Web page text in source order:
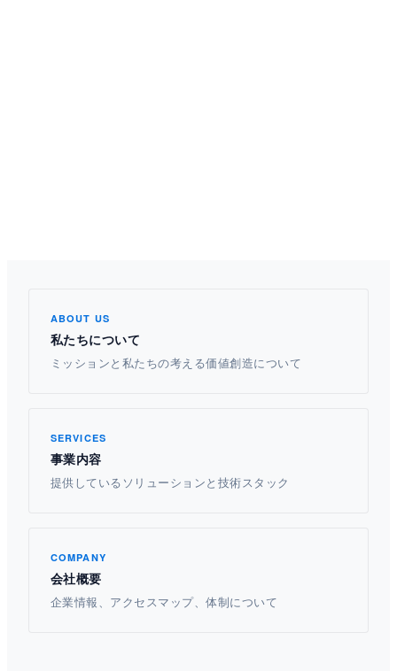
ABOUT US
私たちについて
ミッションと私たちの考える価値創造について
SERVICES
事業内容
提供しているソリューションと技術スタック
COMPANY
会社概要
企業情報、アクセスマップ、体制について